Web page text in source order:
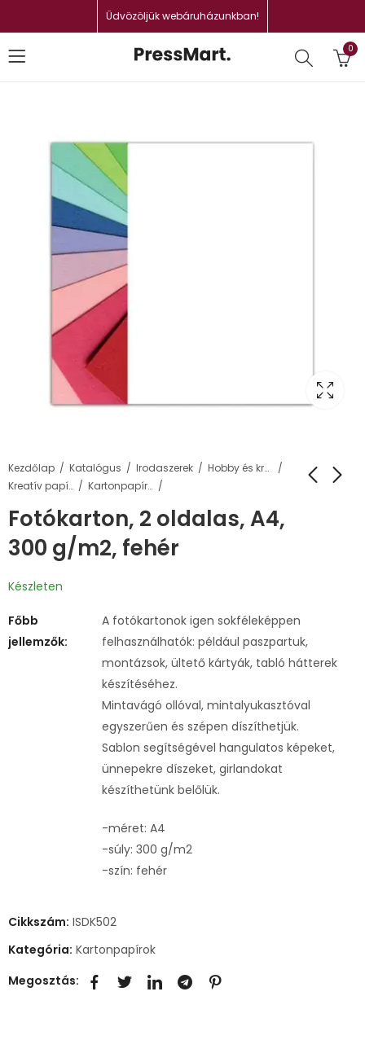
Üdvözöljük webáruházunkban!
0
Kezdőlap Katalógus Irodaszerek
Hobby és kreatív termékek
Kreatív papírok
Kartonpapírok
Fotókarton, 2 oldalas, A4,
300 g/m2, fehér
Készleten
Főbb
jellemzők:
A fotókartonok igen sokféleképpen
felhasználhatók: például paszpartuk,
montázsok, ültető kártyák, tabló hátterek
készítéséhez.
Mintavágó ollóval, mintalyukasztóval
egyszerűen és szépen díszíthetjük.
Sablon segítségével hangulatos képeket,
ünnepekre díszeket, girlandokat
készíthetünk belőlük.
-méret: A4
-súly: 300 g/m2
-szín: fehér
Cikkszám: ISDK502
Kategória: Kartonpapírok
Megosztás: